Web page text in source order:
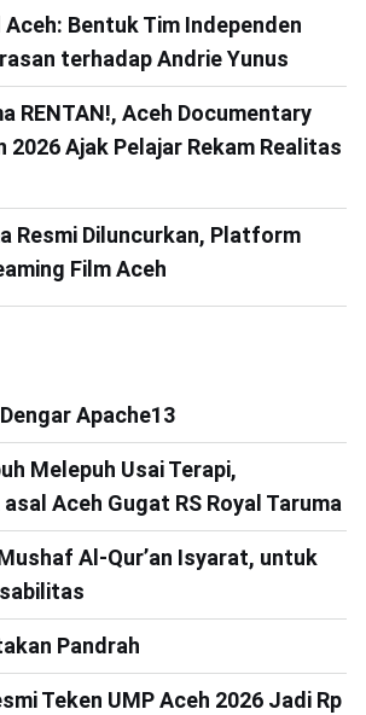
Aceh: Bentuk Tim Independen
terhadap Andrie Yunus
RENTAN!, Aceh Documentary
2026 Ajak Pelajar Rekam Realitas
Resmi Diluncurkan, Platform
Film Aceh
Apache13
Melepuh Usai Terapi,
Aceh Gugat RS Royal Taruma
Al-Qur’an Isyarat, untuk
Pandrah
Teken UMP Aceh 2026 Jadi Rp